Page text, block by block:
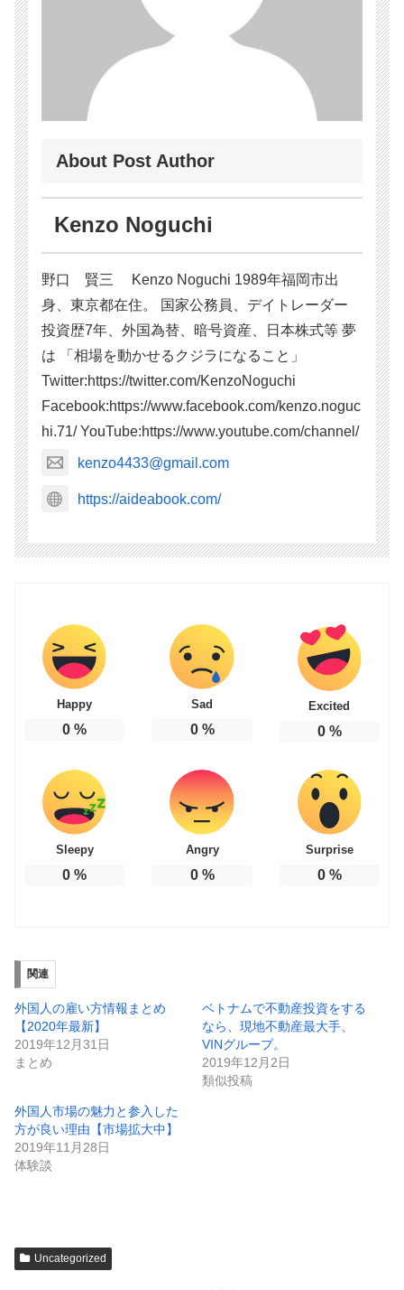
About Post Author
Kenzo Noguchi
野口 賢三 Kenzo Noguchi 1989年福岡市出
身、東京都在住。 国家公務員、デイトレーダー
投資歴7年、外国為替、暗号資産、日本株式等 夢
は 「相場を動かせるクジラになること」
Twitter:https://twitter.com/KenzoNoguchi
Facebook:https://www.facebook.com/kenzo.noguc
hi.71/ YouTube:https://www.youtube.com/channel/
kenzo4433@gmail.com
https://aideabook.com/
Happy
0 %
Sad
0%
Excited
0%
Sleepy
0 %
Angry
0%
Surprise
0%
関連
外国人の雇い方情報まとめ
【2020年最新】
2019年12月31日
まとめ
ベトナムで不動産投資をする
なら、現地不動産最大手、
VINグループ。
2019年12月2日
類似投稿
外国人市場の魅力と参入した
方が良い理由【市場拡大中】
2019年11月28日
体験談
Uncategorized